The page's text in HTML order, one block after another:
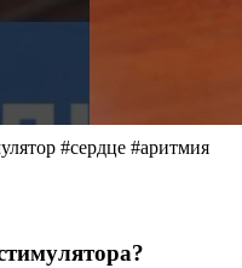
#сердце #аритмия